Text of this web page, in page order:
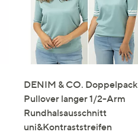
DENIM & CO. Doppelpack
Pullover langer 1/2-Arm
Rundhalsausschnitt
uni&Kontraststreifen